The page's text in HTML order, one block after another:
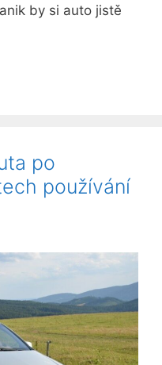
by si auto jistě
po
používání